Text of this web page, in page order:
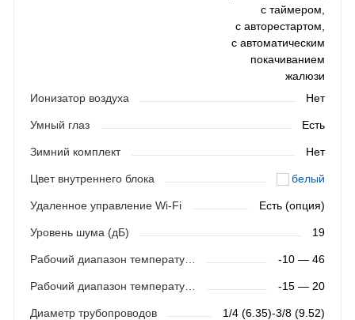
с таймером,
с авторестартом,
с автоматическим
покачиванием
жалюзи
Ионизатор воздуха
Нет
Умный глаз Есть
Зимний комплект Нет
Цвет внутреннего блока белый
Удаленное управление Wi-Fi Есть (опция)
Уровень шума (дБ) 19
Рабочий диапазон температур (охлаждение) -10 — 46
Рабочий диапазон температур (обогрев) -15 — 20
Диаметр трубопроводов 1/4 (6.35)-3/8 (9.52)